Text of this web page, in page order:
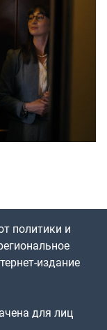
политики и
издание
для лиц